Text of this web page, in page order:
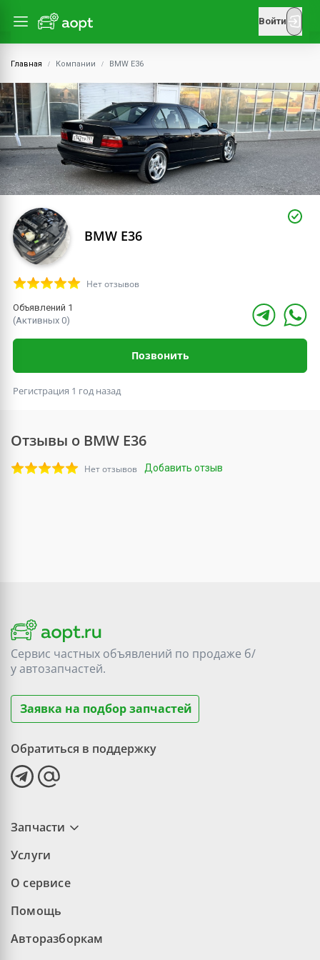
Войти
Главная Компании BMW E36
BMW E36
Нет отзывов
Объявлений 1
(Активных 0)
Позвонить
Регистрация 1 год назад
Отзывы о BMW E36
Нет отзывов Добавить отзыв
Сервис частных объявлений по продаже б/
уавтозапчастей.
Заявка на подбор запчастей
Обратиться в поддержку
Запчасти
Услуги
О сервисе
Помощь
Авторазборкам